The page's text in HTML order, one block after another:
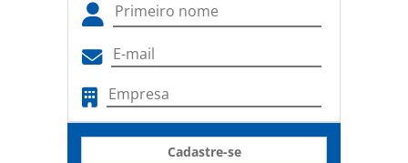
Cadastre-se